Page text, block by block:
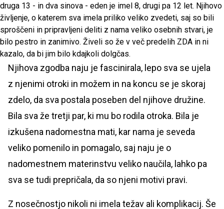
druga 13 - in dva sinova - eden je imel 8, drugi pa 12 let. Njihovo
življenje, o katerem sva imela priliko veliko zvedeti, saj so bili
sproščeni in pripravljeni deliti z nama veliko osebnih stvari, je
bilo pestro in zanimivo. Živeli so že v več predelih ZDA in ni
kazalo, da bi jim bilo kdajkoli dolgčas.
Njihova zgodba naju je fascinirala, lepo sva se ujela
z njenimi otroki in možem in na koncu se je skoraj
zdelo, da sva postala poseben del njihove družine.
Bila sva že tretji par, ki mu bo rodila otroka. Bila je
izkušena nadomestna mati, kar nama je seveda
veliko pomenilo in pomagalo, saj naju je o
nadomestnem materinstvu veliko naučila, lahko pa
sva se tudi prepričala, da so njeni motivi pravi.
Z nosečnostjo nikoli ni imela težav ali komplikacij. Še